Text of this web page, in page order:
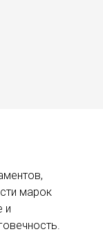
марок
и